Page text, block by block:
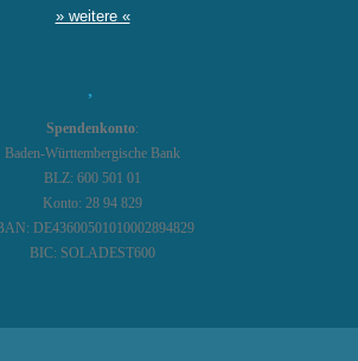
» weitere «
Spendenkonto:
Baden-Württembergische Bank
BLZ: 600 501 01
Konto: 28 94 829
DE43600501010002894829
BIC: SOLADEST600